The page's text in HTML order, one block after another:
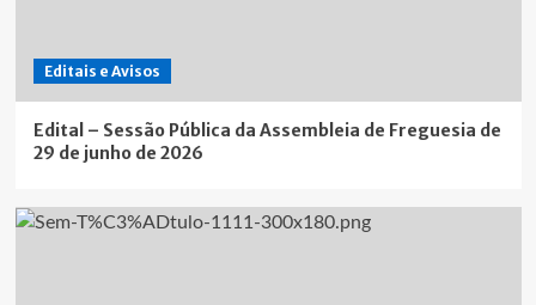
Editais e Avisos
Edital – Sessão Pública da Assembleia de Freguesia de
29 de junho de 2026